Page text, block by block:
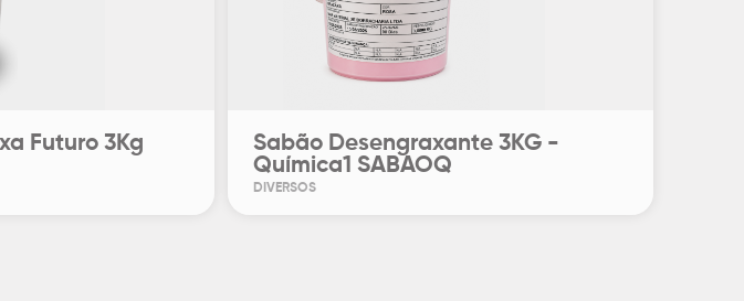
Futuro 3Kg
Sabão Desengraxante 3KG -
Química1 SABAOQ
DIVERSOS